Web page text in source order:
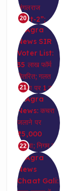
20
21
22